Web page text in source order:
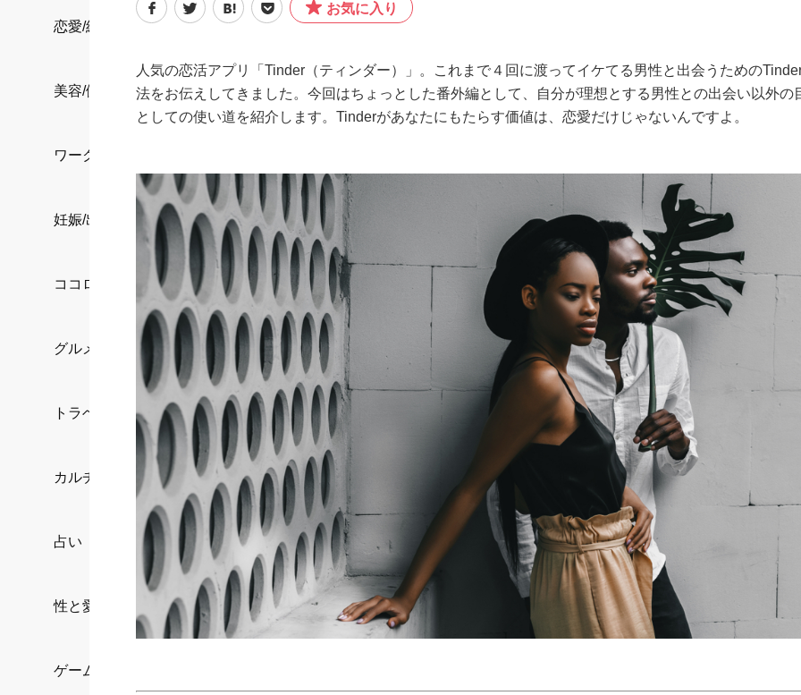
恋愛/結婚/離婚
美容/健康
ワークスタイル
妊娠/出産/家族
ココロ/カラダ
グルメ
トラベル
カルチャー/エンタメ
占い
性と愛
ゲーム
お気に入り
人気の恋活アプリ「Tinder（ティンダー）」。これまで４回に渡ってイケてる男性と出会うための
法をお伝えしてきました。今回はちょっとした番外編として、自分が理想とする男性との出会い以外の
としての使い道を紹介します。Tinderがあなたにもたらす価値は、恋愛だけじゃないんですよ。